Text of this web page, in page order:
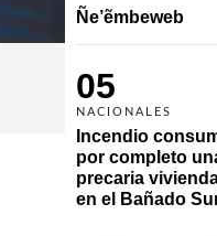
Ñe’ẽmbeweb
05
NACIONALES
Incendio
por completo
precaria
en el Bañado